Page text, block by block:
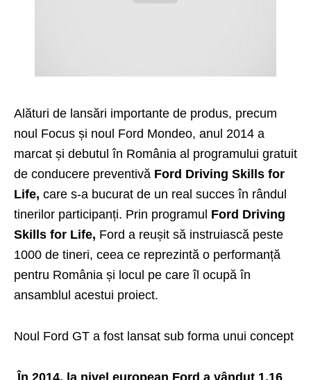
Alături de lansări importante de produs, precum
noul Focus și noul Ford Mondeo, anul 2014 a
marcat și debutul în România al programului gratuit
de conducere preventivă Ford Driving Skills for
Life, care s-a bucurat de un real succes în rândul
tinerilor participanți. Prin programul Ford Driving
Skills for Life, Ford a reușit să instruiască peste
1000 de tineri, ceea ce reprezintă o performanță
pentru România și locul pe care îl ocupă în
ansamblul acestui proiect.
Noul Ford GT a fost lansat sub forma unui concept
În 2014, la nivel european Ford a vândut 1,16